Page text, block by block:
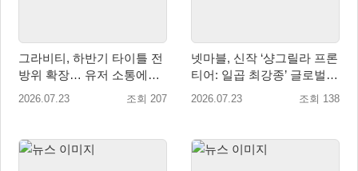
그라비티, 하반기 타이틀 전
방위 확장… 유저 소통에도
적극 행보!
2026.07.23 조회 207
넷마블, 신작 ‘샹그릴라 프론
티어: 일곱 최강종’ 글로벌
티저 사이트 오픈
2026.07.23 조회 138